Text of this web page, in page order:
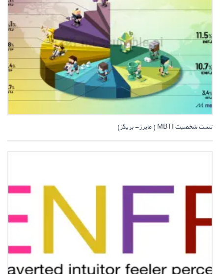
تست شخصیت MBTI ( مایرز- بریگز)